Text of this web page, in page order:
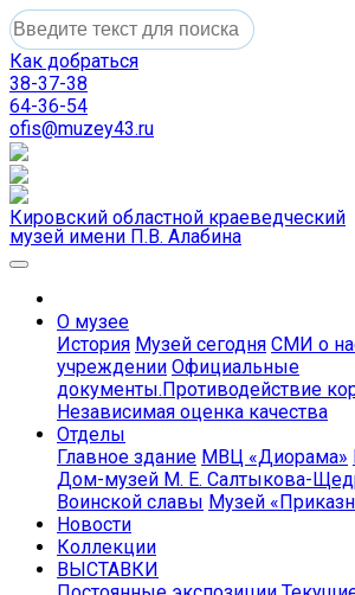
Как добраться
38-37-38
64-36-54
ofis@muzey43.ru
Кировский областной краеведческий
музей имени П.В. Алабина
О музее
История Музей сегодня СМИ о
учреждении Официальные
документы.Противодействие
Независимая оценка качества
Отделы
Главное здание МВЦ «Диорама»
Дом-музей М. Е. Салтыкова-
Воинской славы Музей
Новости
Коллекции
ВЫСТАВКИ